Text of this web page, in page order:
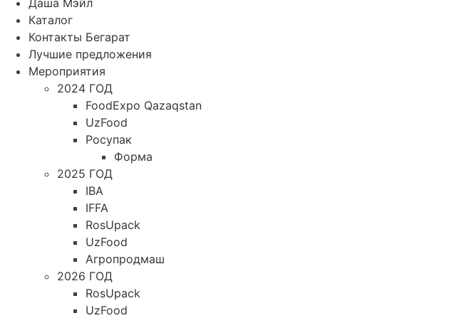
Каталог
Контакты Бегарат
Лучшие предложения
Мероприятия
2024 ГОД
FoodExpo Qazaqstan
UzFood
Росупак
Форма
2025 ГОД
IBA
IFFA
RosUpack
UzFood
Агропродмаш
2026 ГОД
RosUpack
UzFood